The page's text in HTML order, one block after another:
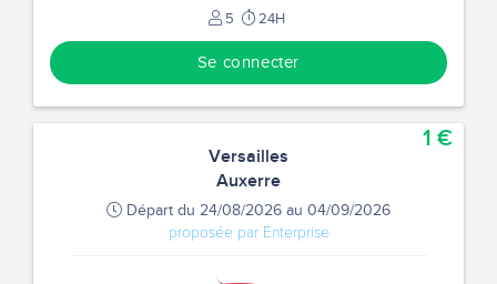
5 24H
Se connecter
Versailles
Auxerre
Départ du 24/08/2026 au 04/09/2026
proposée par Enterprise
1 €